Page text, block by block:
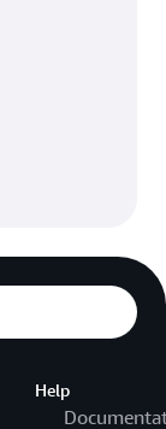
Help